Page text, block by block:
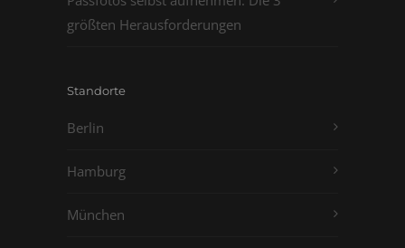
größten Herausforderungen
Standorte
Berlin
Hamburg
München